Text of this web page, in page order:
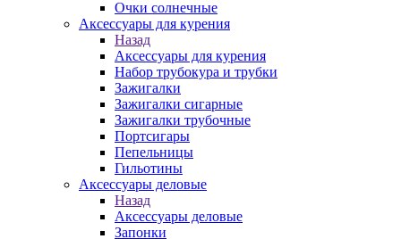
Очки солнечные
Аксессуары для курения
Назад
Аксессуары для курения
Набор трубокура и трубки
Зажигалки
Зажигалки сигарные
Зажигалки трубочные
Портсигары
Пепельницы
Гильотины
Аксессуары деловые
Назад
Аксессуары деловые
Запонки